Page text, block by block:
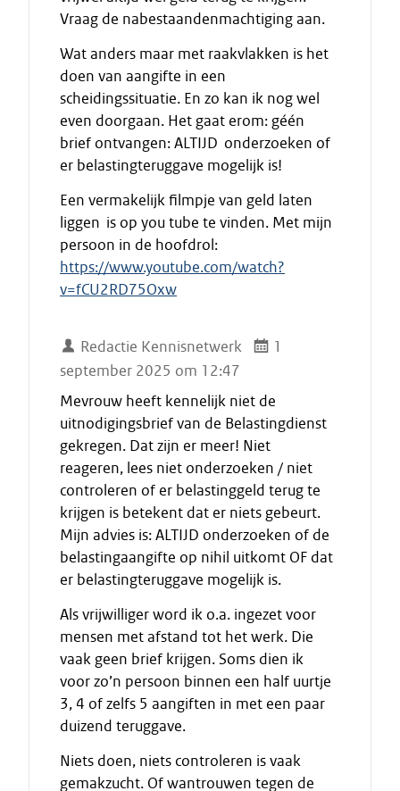
Vraag de nabestaandenmachtiging aan.
Wat anders maar met raakvlakken is het
doen van aangifte in een
scheidingssituatie. En zo kan ik nog wel
even doorgaan. Het gaat erom: géén
brief ontvangen: ALTIJD onderzoeken of
er belastingteruggave mogelijk is!
Een vermakelijk filmpje van geld laten
liggen is op you tube te vinden. Met mijn
persoon in de hoofdrol:
https://www.youtube.com/watch?
v=fCU2RD75Oxw
Redactie Kennisnetwerk
1
september 2025 om 12:47
Mevrouw heeft kennelijk niet de
uitnodigingsbrief van de Belastingdienst
gekregen. Dat zijn er meer! Niet
reageren, lees niet onderzoeken / niet
controleren of er belastinggeld terug te
krijgen is betekent dat er niets gebeurt.
Mijn advies is: ALTIJD onderzoeken of de
belastingaangifte op nihil uitkomt OF dat
er belastingteruggave mogelijk is.
Als vrijwilliger word ik o.a. ingezet voor
mensen met afstand tot het werk. Die
vaak geen brief krijgen. Soms dien ik
voor zo’n persoon binnen een half uurtje
3, 4 of zelfs 5 aangiften in met een paar
duizend teruggave.
Niets doen, niets controleren is vaak
gemakzucht. Of wantrouwen tegen de